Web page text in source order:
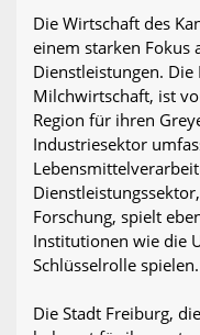
Die Wirtschaft des
einem starken Fokus
Dienstleistungen.
Milchwirtschaft, ist
Region für ihren
Industriesektor
Forschung, spielt
Institutionen wie die
Schlüsselrolle spielen.
Die Stadt Freiburg,